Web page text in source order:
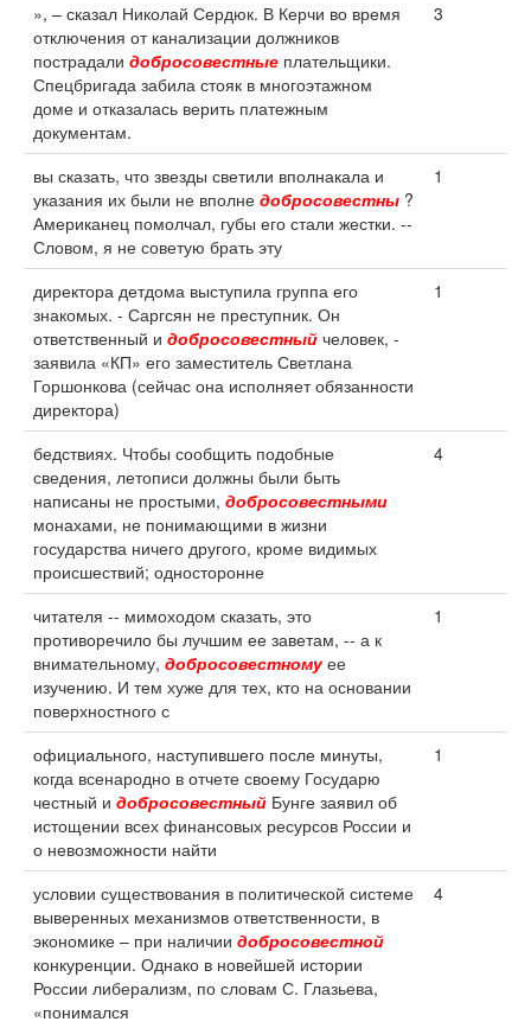
», – сказал Николай Сердюк. В Керчи во время
отключения от канализации должников
пострадали добросовестные плательщики.
Спецбригада забила стояк в многоэтажном
доме и отказалась верить платежным
документам.
3
вы сказать, что звезды светили вполнакала и
указания их были не вполне добросовестны ?
Американец помолчал, губы его стали жестки. --
Словом, я не советую брать эту
1
директора детдома выступила группа его
знакомых. - Саргсян не преступник. Он
ответственный и добросовестный человек, -
заявила «КП» его заместитель Светлана
Горшонкова (сейчас она исполняет обязанности
директора)
1
бедствиях. Чтобы сообщить подобные
сведения, летописи должны были быть
написаны не простыми, добросовестными
монахами, не понимающими в жизни
государства ничего другого, кроме видимых
происшествий; односторонне
4
читателя -- мимоходом сказать, это
противоречило бы лучшим ее заветам, -- а к
внимательному, добросовестномуее
изучению. И тем хуже для тех, кто на основании
поверхностного с
1
официального, наступившего после минуты,
когда всенародно в отчете своему Государю
честный и добросовестный Бунге заявил об
истощении всех финансовых ресурсов России и
о невозможности найти
1
условии существования в политической системе
выверенных механизмов ответственности, в
экономике – при наличии добросовестной
конкуренции. Однако в новейшей истории
России либерализм, по словам С. Глазьева,
«понимался
4